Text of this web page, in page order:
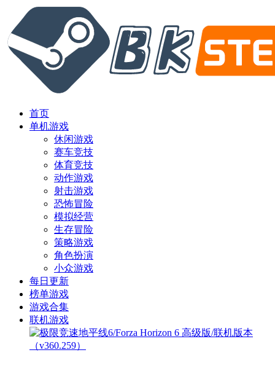
首页
单机游戏
休闲游戏
赛车竞技
体育竞技
动作游戏
射击游戏
恐怖冒险
模拟经营
生存冒险
策略游戏
角色扮演
小众游戏
每日更新
榜单游戏
游戏合集
联机游戏